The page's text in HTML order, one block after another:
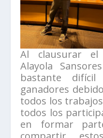
Al clausurar
Alayola
bastante
ganadores
todos los
todos los
en formar